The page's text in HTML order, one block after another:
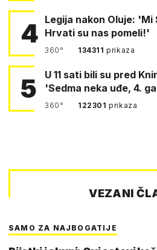
4 Legija nakon Oluje: 'Mi
Hrvati su nas pomeli!'
360° 134311prikaza
5
U 11 sati bili su pred Kninom. Gotovina:
'Sedma neka uđe, 4.
360° 122301prikaza
VEZANI
SAMO ZA NAJBOGATIJE